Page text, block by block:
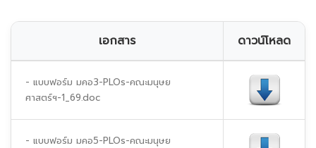
เอกสาร ดาวน์โหลด
- แบบฟอร์ม มคอ3-PLOs-คณะมนุษย
ศาสตร์ฯ-1_69.doc
- แบบฟอร์ม มคอ5-PLOs-คณะมนุษย